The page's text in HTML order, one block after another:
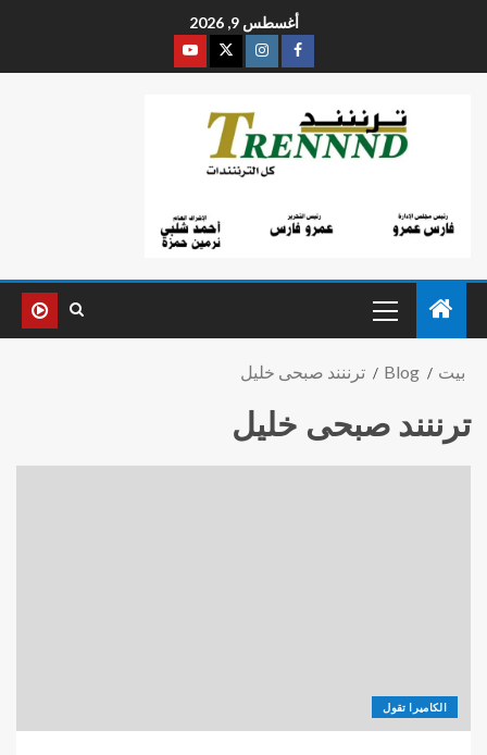
أغسطس 9, 2026
بيت Blog ترننند صبحى خليل
ترننند صبحى خليل
الكاميرا تقول